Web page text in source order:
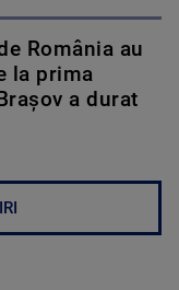
România au
la prima
a durat